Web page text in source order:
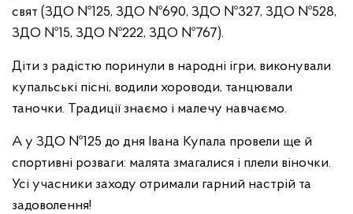
свят (ЗДО №125, ЗДО №690, ЗДО №327, ЗДО №528,
ЗДО №15, ЗДО №222, ЗДО №767).
Діти з радістю поринули в народні ігри, виконували
купальські пісні, водили хороводи, танцювали
таночки. Традиції знаємо і малечу навчаємо.
А у ЗДО №125 до дня Івана Купала провели ще й
спортивні розваги: малята змагалися і плели віночки.
Усі учасники заходу отримали гарний настрій та
задоволення!